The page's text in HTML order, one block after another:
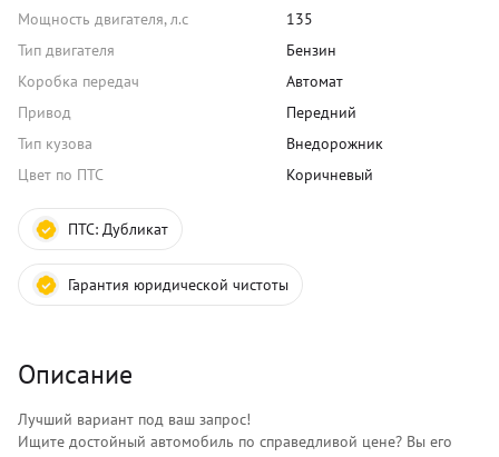
Мощность двигателя, л.с
135
Тип двигателя
Бензин
Коробка передач
Автомат
Привод
Передний
Тип кузова
Внедорожник
Цвет по ПТС
Коричневый
ПТС: Дубликат
Гарантия юридической чистоты
Описание
Лучший вариант под ваш запрос!
Ищите достойный автомобиль по справедливой цене? Вы его